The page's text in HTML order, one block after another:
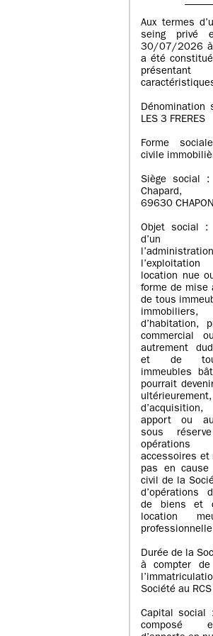
Aux termes
seing privé
30/07/2026 à
a été
Dénomination
LES 3 FRERES
Forme
civile
Siège social
Chapard,
69630
Objet social :
d’un
location nue
forme de mise
de tous
d’habitation,
commercial
autrement
et de
immeubles
pourrait
apport ou
sous
opérations
accessoires et
pas en cause
civil de la
d’opérations
de biens et
location
Durée de la
à compter
Société au RCS
Capital social
composé